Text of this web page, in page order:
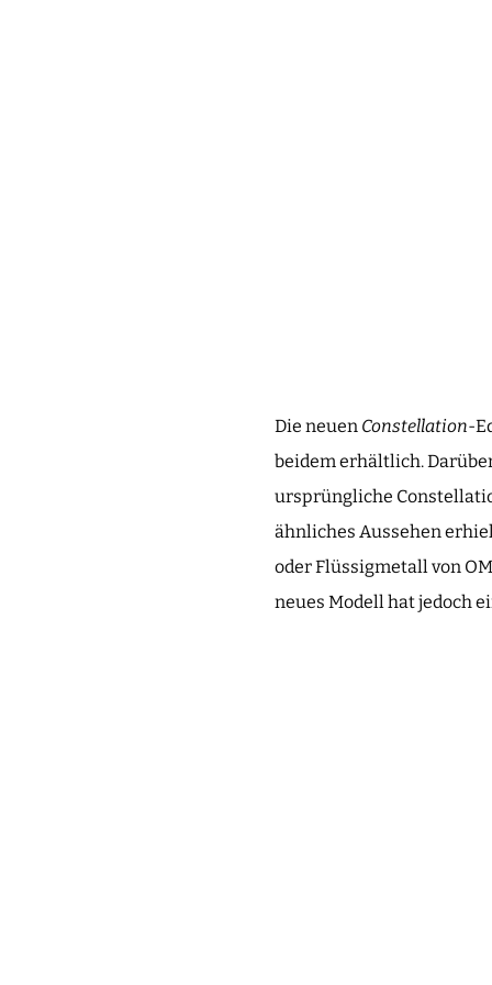
Die neuen Constellation-
beidem erhältlich.
ursprüngliche
ähnliches Aussehen
oder Flüssigmetall von
neues Modell hat jedoch